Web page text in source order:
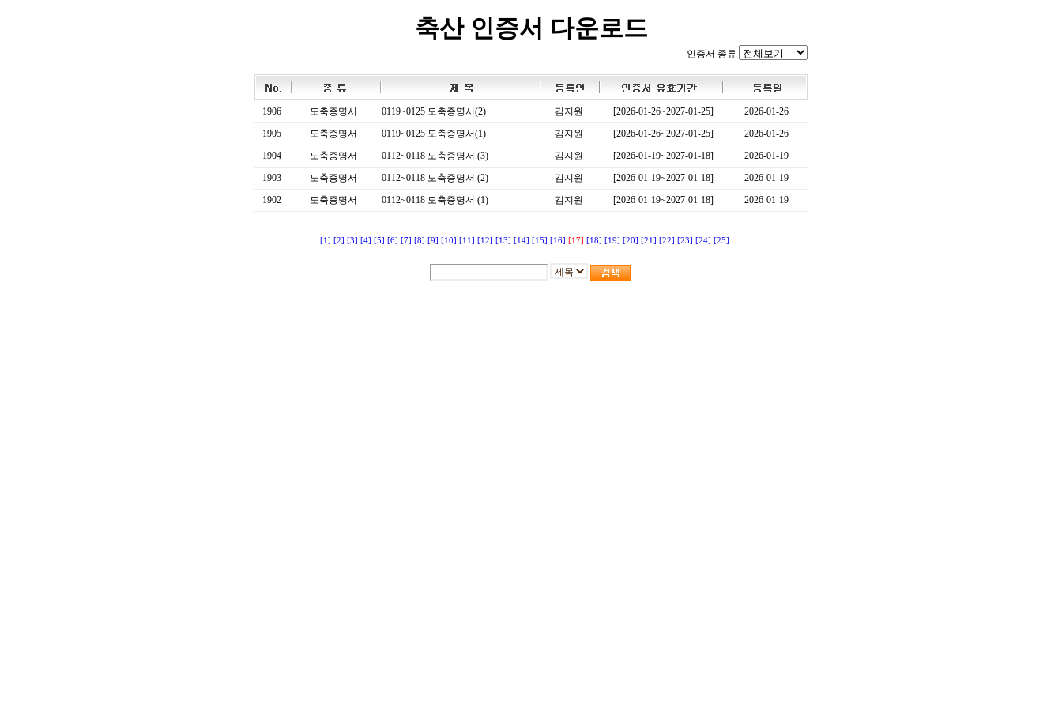
축산 인증서 다운로드
인증서 종류
1906 도축증명서 0119~0125 도축증명서(2) 김지원 [2026-01-26~2027-01-25]
2026-01-26
1905
도축증명서 0119~0125 도축증명서(1) 김지원 [2026-01-26~2027-01-25]
2026-01-26
1904
도축증명서 0112~0118 도축증명서 (3) 김지원 [2026-01-19~2027-01-18]
2026-01-19
1903
도축증명서 0112~0118 도축증명서 (2) 김지원 [2026-01-19~2027-01-18]
2026-01-19
1902
도축증명서 0112~0118 도축증명서 (1) 김지원 [2026-01-19~2027-01-18] 2026-01-19
[1] [2] [3] [4] [5] [6] [7] [8] [9] [10] [11] [12] [13] [14] [15] [16] [17] [18] [19] [20] [21] [22] [23] [24] [25]